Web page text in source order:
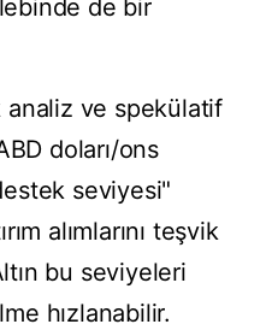
de bir
analiz ve spekülatif
doları/ons
seviyesi"
alımlarını teşvik
bu seviyeleri
hızlanabilir.